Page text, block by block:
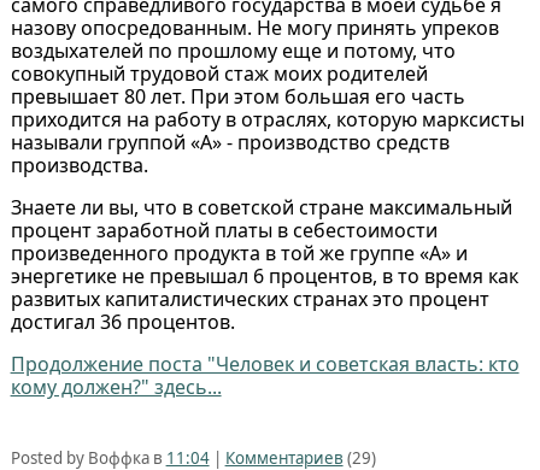
назову опосредованным. Не могу принять упреков
воздыхателей по прошлому еще и потому, что
совокупный трудовой стаж моих родителей
превышает 80 лет. При этом большая его часть
приходится на работу в отраслях, которую марксисты
называли группой «А» - производство средств
производства.
Знаете ли вы, что в советской стране максимальный
процент заработной платы в себестоимости
произведенного продукта в той же группе «А» и
энергетике не превышал 6 процентов, в то время как
развитых капиталистических странах это процент
достигал 36 процентов.
Продолжение поста "Человек и советская власть: кто
кому должен?" здесь...
Posted by Воффка в 11:04| Комментариев (29)